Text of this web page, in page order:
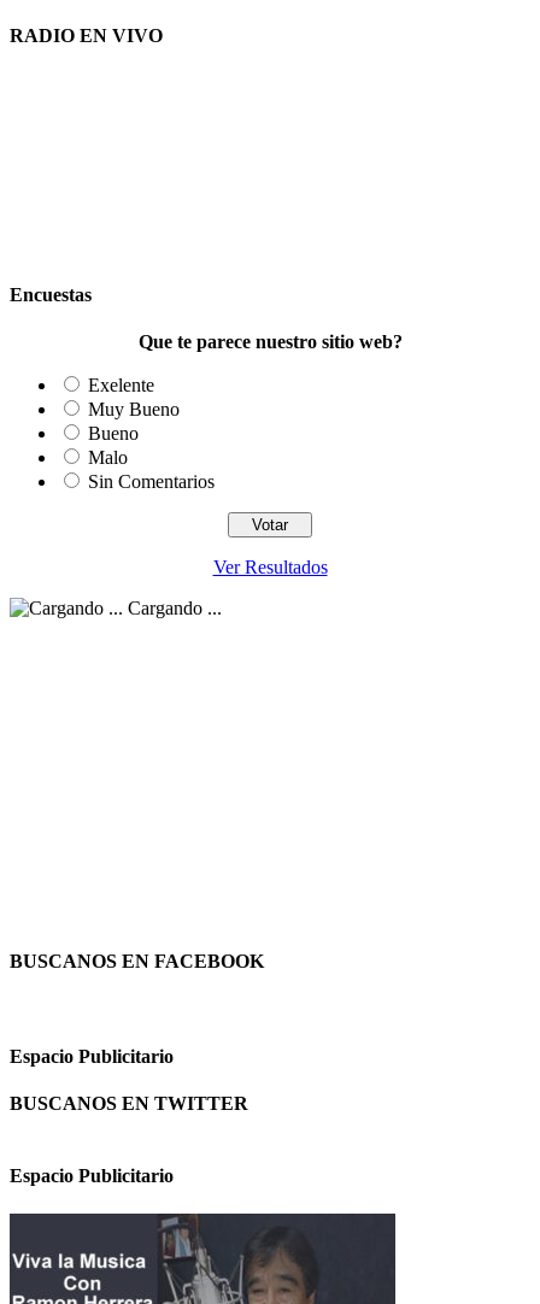
RADIO EN VIVO
Encuestas
Que te parece nuestro sitio web?
Exelente
Muy Bueno
Bueno
Malo
Sin Comentarios
Ver Resultados
Cargando ...
BUSCANOS EN FACEBOOK
Espacio Publicitario
BUSCANOS EN TWITTER
Espacio Publicitario